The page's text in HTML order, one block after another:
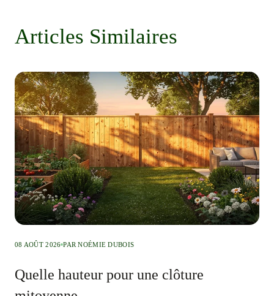
Articles Similaires
08 AOÛT 2026 PAR NOÉMIE DUBOIS
Quelle hauteur pour une clôture